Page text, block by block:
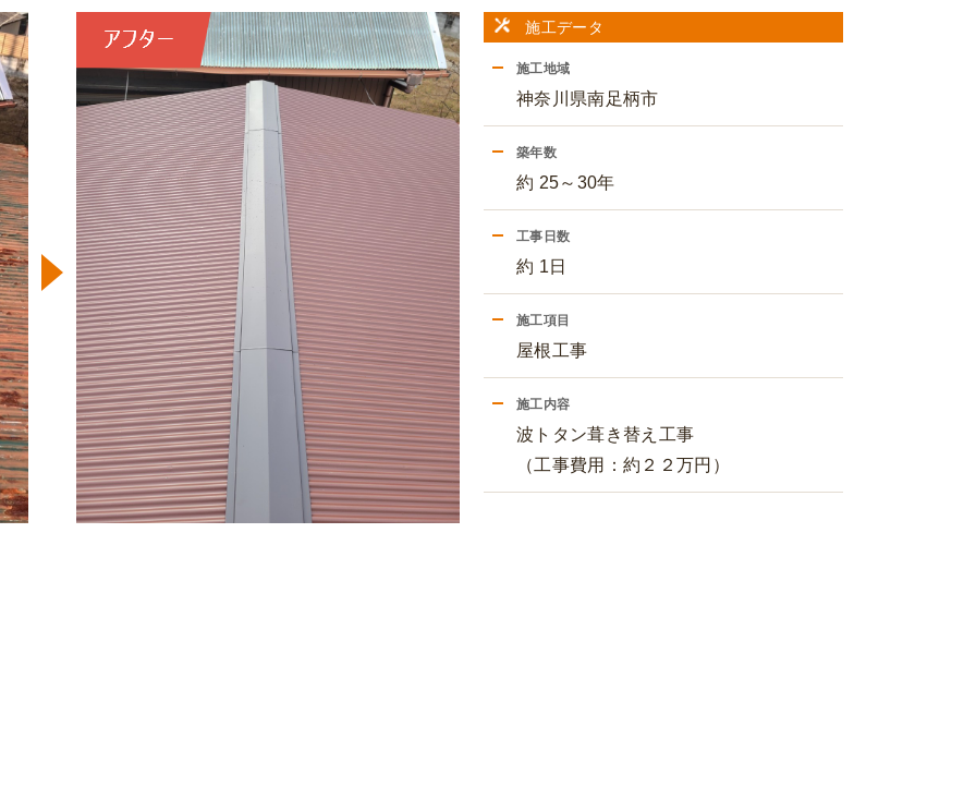
施工データ
施工地域
神奈川県南足柄市
築年数
約 25～30年
工事日数
約 1日
施工項目
屋根工事
施工内容
波トタン葺き替え工事
（工事費用：約２２万円）